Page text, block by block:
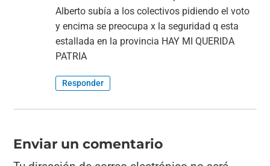
Alberto subía a los colectivos pidiendo el voto
y encima se preocupa x la seguridad q esta
estallada en la provincia HAY MI QUERIDA
PATRIA
Responder
Enviar un comentario